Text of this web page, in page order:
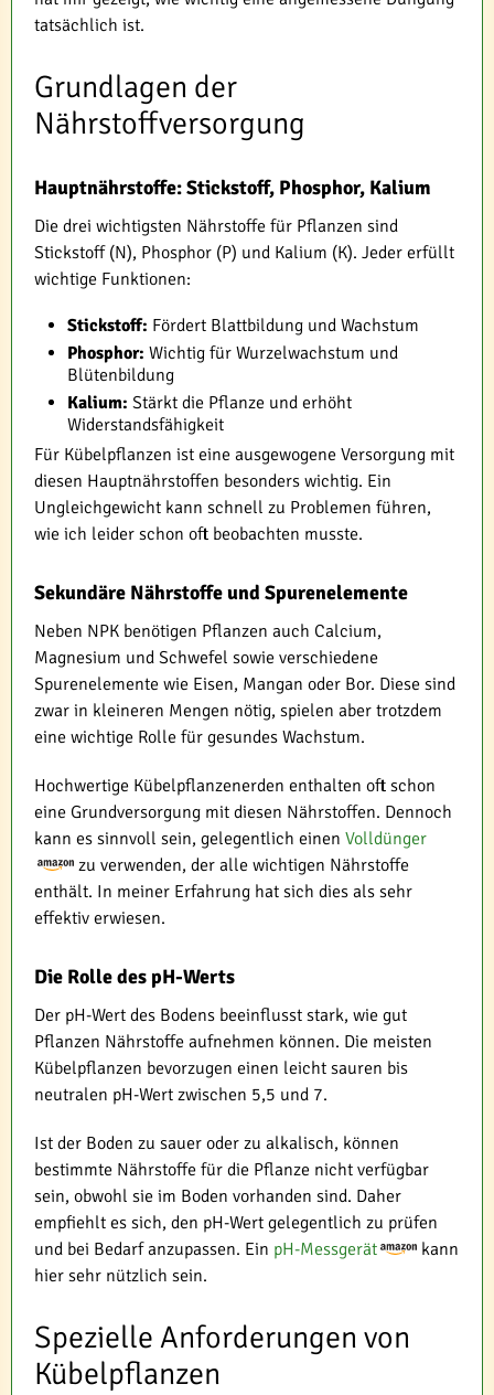
tatsächlich ist.
Grundlagen der
Nährstoffversorgung
Hauptnährstoffe: Stickstoff, Phosphor, Kalium
Die drei wichtigsten Nährstoffe für Pflanzen sind
Stickstoff (N), Phosphor (P) und Kalium (K). Jeder erfüllt
wichtige Funktionen:
Stickstoff: Fördert Blattbildung und Wachstum
Phosphor: Wichtig für Wurzelwachstum und
Blütenbildung
Kalium: Stärkt die Pflanze und erhöht
Widerstandsfähigkeit
Für Kübelpflanzen ist eine ausgewogene Versorgung mit
diesen Hauptnährstoffen besonders wichtig. Ein
Ungleichgewicht kann schnell zu Problemen führen,
wie ich leider schon oft beobachten musste.
Sekundäre Nährstoffe und Spurenelemente
Neben NPK benötigen Pflanzen auch Calcium,
Magnesium und Schwefel sowie verschiedene
Spurenelemente wie Eisen, Mangan oder Bor. Diese sind
zwar in kleineren Mengen nötig, spielen aber trotzdem
eine wichtige Rolle für gesundes Wachstum.
Hochwertige Kübelpflanzenerden enthalten oft schon
eine Grundversorgung mit diesen Nährstoffen. Dennoch
kann es sinnvoll sein, gelegentlich einen Volldünger
zu verwenden, der alle wichtigen Nährstoffe
enthält. In meiner Erfahrung hat sich dies als sehr
effektiv erwiesen.
Die Rolle des pH-Werts
Der pH-Wert des Bodens beeinflusst stark, wie gut
Pflanzen Nährstoffe aufnehmen können. Die meisten
Kübelpflanzen bevorzugen einen leicht sauren bis
neutralen pH-Wert zwischen 5,5 und 7.
Ist der Boden zu sauer oder zu alkalisch, können
bestimmte Nährstoffe für die Pflanze nicht verfügbar
sein, obwohl sie im Boden vorhanden sind. Daher
empfiehlt es sich, den pH-Wert gelegentlich zu prüfen
und bei Bedarf anzupassen. Ein pH-Messgerät
kann
hier sehr nützlich sein.
Spezielle Anforderungen von
Kübelpflanzen